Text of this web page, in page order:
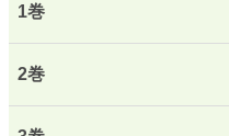
週間ポイント
月間ポイント 25,480 pt
1巻
2巻